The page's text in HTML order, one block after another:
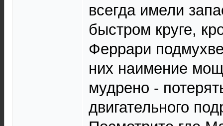
всегда имели
быстром круге,
Феррари
них наимение
мудрено -
двигательного